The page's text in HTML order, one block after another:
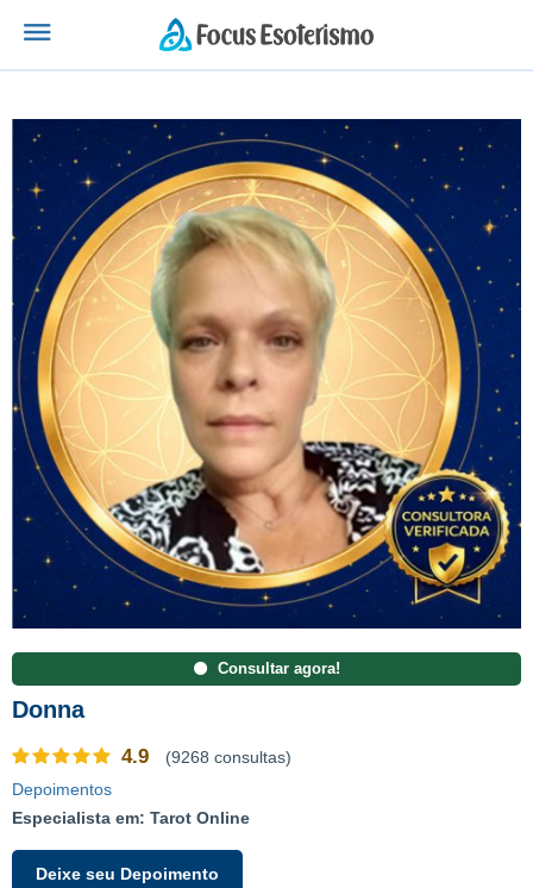
Consultar agora!
Donna
4.9
(9268 consultas)
Depoimentos
Especialista em: Tarot Online
Deixe seu Depoimento